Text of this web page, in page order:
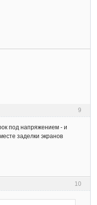
9
под напряжением - и
заделки экранов
10